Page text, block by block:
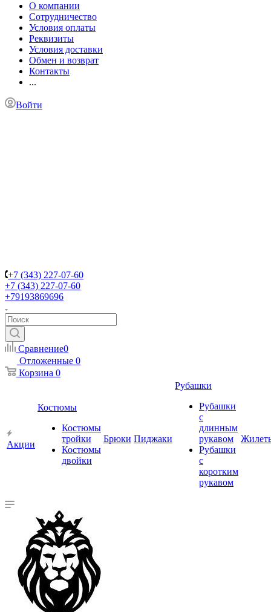
О компании
Сотрудничество
Условия оплаты
Реквизиты
Условия доставки
Обмен и возврат
Контакты
...
Войти
+7 (343) 227-07-60
+7 (343) 227-07-60
+79193869696
Сравнение0
Отложенные 0
Корзина 0
Акции
Костюмы
Костюмы
тройки
Костюмы
двойки
Брюки Пиджаки
Рубашки
Рубашки
с
длинным
рукавом
Рубашки
с
коротким
рукавом